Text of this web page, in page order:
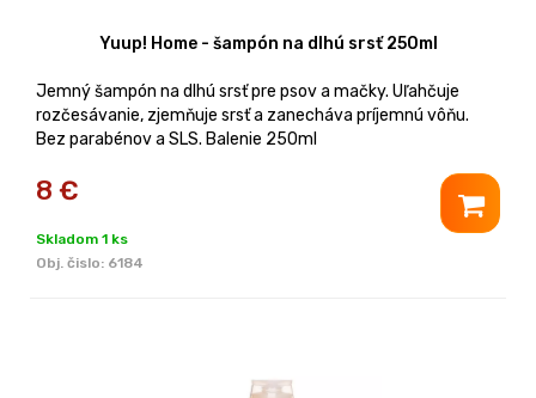
Yuup! Home - šampón na dlhú srsť 250ml
Jemný šampón na dlhú srsť pre psov a mačky. Uľahčuje
rozčesávanie, zjemňuje srsť a zanecháva príjemnú vôňu.
Bez parabénov a SLS. Balenie 250ml
8 €
Skladom 1 ks
Obj. čislo: 6184